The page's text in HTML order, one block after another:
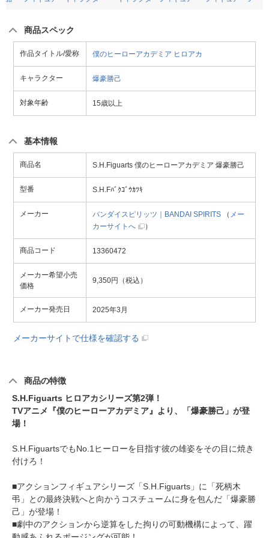
商品スペック
作品タイトル/愛称 僕のヒーローアカデミア ヒロアカ
キャラクター 爆豪勝己
対象年齢 15歳以上
基本情報
商品名 S.H.Figuarts 僕のヒーローアカデミア 爆豪勝己
型番 S.H.Fﾊﾞｸｺﾞｳｶﾂｷ
メーカー バンダイスピリッツ｜BANDAI SPIRITS （ メー
カーサイトへ
）
商品コード 13360472
メーカー希望小売
価格
9,350円（税込）
メーカー発売日 2025年3月
メーカーサイトで仕様を確認する
商品の特徴
S.H.Figuarts ヒロアカシリーズ第2弾！
TVアニメ『僕のヒーローアカデミア』より、「爆豪勝己」が登
場！
S.H.FiguartsでもNo.1ヒーローを目指す彼の雄姿をその目に焼き
付けろ！
■アクションフィギュアシリーズ「S.H.Figuarts」に「死柄木
弔」との最終決戦へと向かうコスチュームに身を包んだ「爆豪勝
己」が登場！
■劇中のアクションから逆算をした拘りの可動機構によって、躍